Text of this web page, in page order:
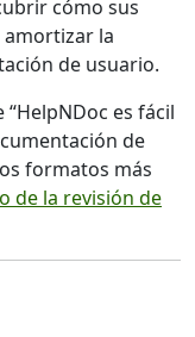
cómo sus
la
de usuario.
“HelpNDoc es fácil
de
formatos más
de la revisión de